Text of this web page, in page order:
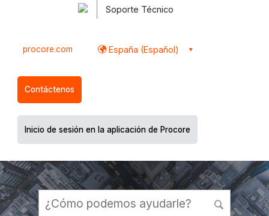
Soporte Técnico
procore.com España (Español)
Contáctenos
Inicio de sesión en la aplicación de Procore